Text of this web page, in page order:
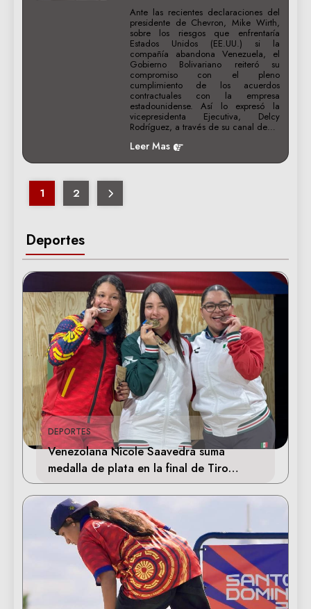
Deportes
DEPORTES
Venezolana Nicole Saavedra suma
medalla de plata en la final de Tiro
Deportivo
Ante las recientes declaraciones del
presidente de Chevron, Mike Wirth,
sobre los riesgos que enfrentaría
Estados Unidos (EE.UU.) si la
compañía abandona Venezuela, el
Gobierno Bolivariano reiteró su
compromiso con el pleno
cumplimiento de los acuerdos
contractuales con la empresa
estadounidense. Así lo expresó la
vicepresidenta Ejecutiva, Delcy
Rodríguez, a través de su canal de…
Leer Mas
1 2